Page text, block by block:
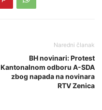
Naredni članak
BH novinari: Protest
Kantonalnom odboru A-SDA
zbog napada na novinara
RTV Zenica